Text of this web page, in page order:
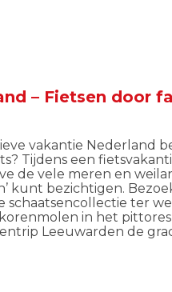
– Fietsen door
vakantie Nederland
Tijdens een
de vele meren en
kunt bezichtigen.
schaatsencollectie ter
in het
Leeuwarden de